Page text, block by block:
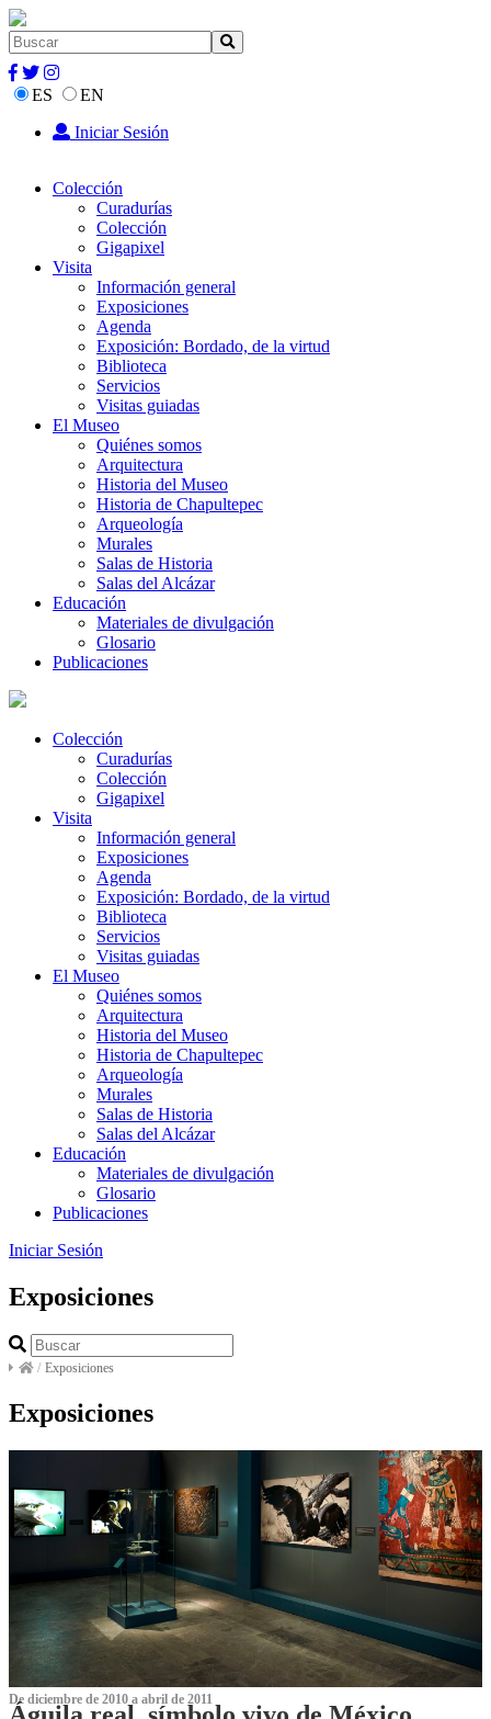
ES
EN
Iniciar Sesión
Colección
Curadurías
Colección
Gigapixel
Visita
Información general
Exposiciones
Agenda
Exposición: Bordado, de la virtud
Biblioteca
Servicios
Visitas guiadas
El Museo
Quiénes somos
Arquitectura
Historia del Museo
Historia de Chapultepec
Arqueología
Murales
Salas de Historia
Salas del Alcázar
Educación
Materiales de divulgación
Glosario
Publicaciones
Colección
Curadurías
Colección
Gigapixel
Visita
Información general
Exposiciones
Agenda
Exposición: Bordado, de la virtud
Biblioteca
Servicios
Visitas guiadas
El Museo
Quiénes somos
Arquitectura
Historia del Museo
Historia de Chapultepec
Arqueología
Murales
Salas de Historia
Salas del Alcázar
Educación
Materiales de divulgación
Glosario
Publicaciones
Iniciar Sesión
Exposiciones
/ Exposiciones
Exposiciones
De diciembre de 2010 a abril de 2011